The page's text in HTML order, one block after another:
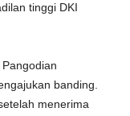
tinggi DKI
banding.
menerima